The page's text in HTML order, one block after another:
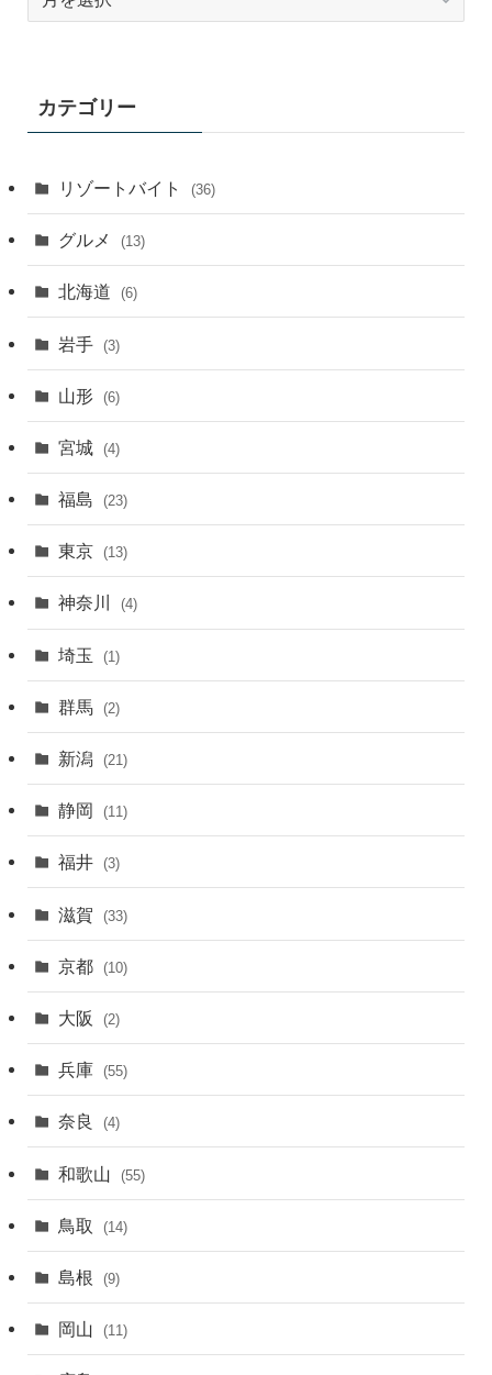
ブ
カテゴリー
リゾートバイト (36)
グルメ (13)
北海道 (6)
岩手 (3)
山形 (6)
宮城 (4)
福島 (23)
東京 (13)
神奈川 (4)
埼玉 (1)
群馬 (2)
新潟 (21)
静岡 (11)
福井 (3)
滋賀 (33)
京都 (10)
大阪 (2)
兵庫 (55)
奈良 (4)
和歌山 (55)
鳥取 (14)
島根 (9)
岡山 (11)